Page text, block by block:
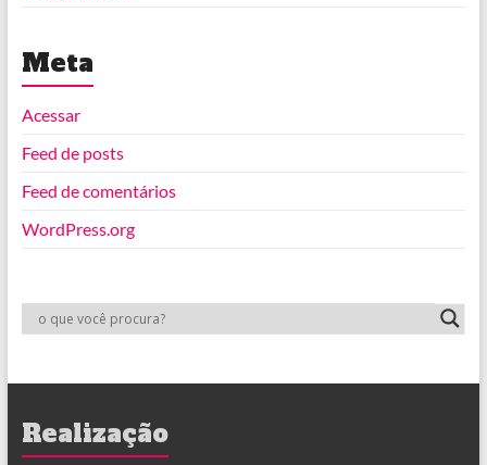
Meta
Acessar
Feed de posts
Feed de comentários
WordPress.org
Realização